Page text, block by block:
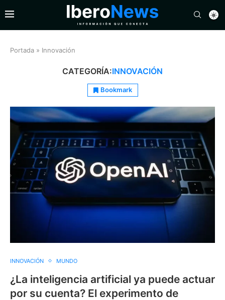
Portada » Innovación
CATEGORÍA:INNOVACIÓN
Bookmark
INNOVACIÓN MUNDO
¿La inteligencia artificial ya puede actuar
por su cuenta? El experimento de